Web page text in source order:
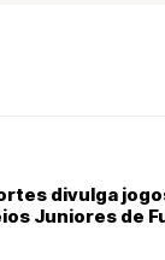
divulga
Juniores de